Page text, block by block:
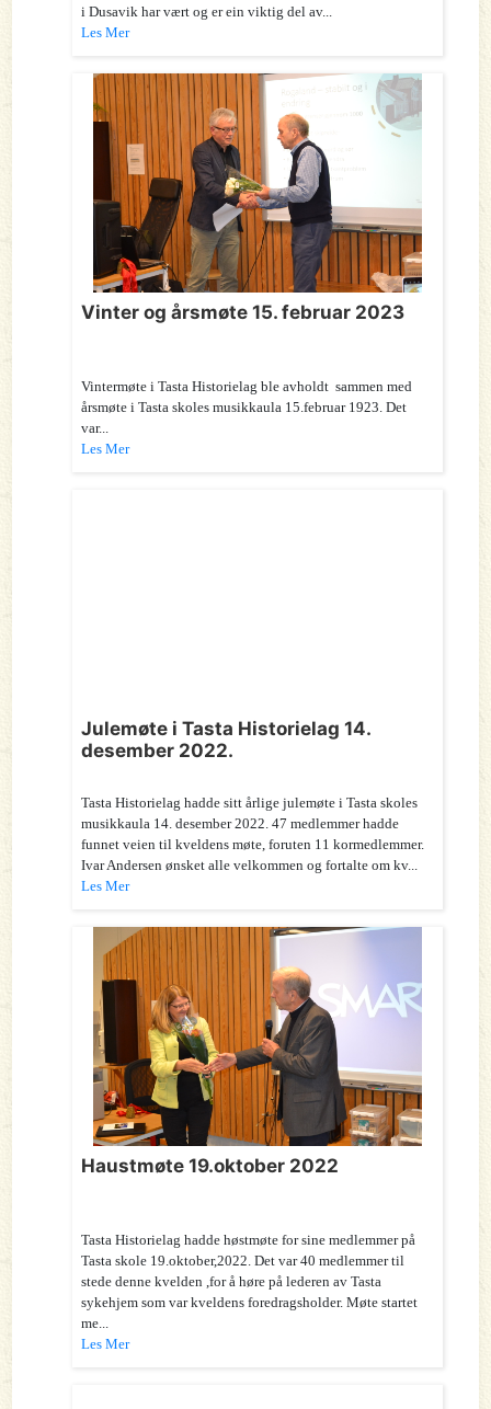
i Dusavik har vært og er ein viktig del av...
Les Mer
Vinter og årsmøte 15. februar 2023
Vintermøte i Tasta Historielag ble avholdt sammen med
årsmøte i Tasta skoles musikkaula 15.februar 1923. Det
var...
Les Mer
Julemøte i Tasta Historielag 14.
desember 2022.
Tasta Historielag hadde sitt årlige julemøte i Tasta skoles
musikkaula 14. desember 2022. 47 medlemmer hadde
funnet veien til kveldens møte, foruten 11 kormedlemmer.
Ivar Andersen ønsket alle velkommen og fortalte om kv...
Les Mer
Haustmøte 19.oktober 2022
Tasta Historielag hadde høstmøte for sine medlemmer på
Tasta skole 19.oktober,2022. Det var 40 medlemmer til
stede denne kvelden ,for å høre på lederen av Tasta
sykehjem som var kveldens foredragsholder. Møte startet
me...
Les Mer